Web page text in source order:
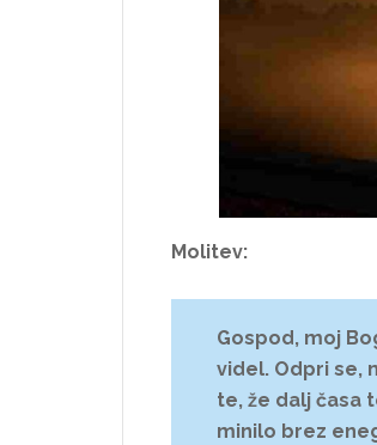
Molitev:
Gospod, moj
videl. Odpri se,
te, že dalj časa
minilo brez